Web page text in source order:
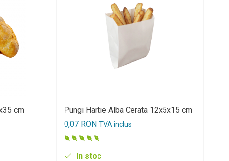
cm
Pungi Hartie Alba Cerata 12x5x15 cm
0,07 RON TVA inclus
In stoc